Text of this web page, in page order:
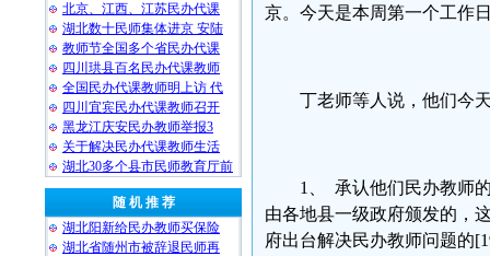
北京、江西、江苏民办代课
湖北数十民师集体进京 安陆
教师节全国多个省民办代课
四川珙县百名民办代课教师
全国民办代课教师明上访 代
四川宜宾民办代课教师召开
黑龙江庆安民办教师举报3
关于解决民办代课教师生活
湖北30多个县市民师教育厅前
随 机 推 荐
湖北阳新给民办教师买保险
湖北省随州市被辞退民师再
京。今天是本周第一个工作
丁老师等人说，他们今
1、 承认他们民办教师
由各地县一级政府颁发的，
府出台解决民办教师问题的